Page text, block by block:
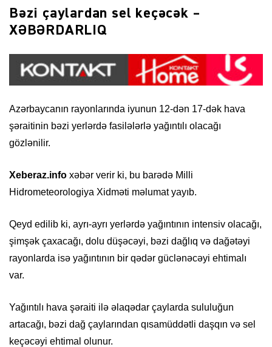
Bəzi çaylardan sel keçəcək –
XƏBƏRDARLIQ
Azərbaycanın rayonlarında iyunun 12-dən 17-dək hava
şəraitinin bəzi yerlərdə fasilələrlə yağıntılı olacağı
gözlənilir.
Xeberaz.info xəbər verir ki, bu barədə Milli
Hidrometeorologiya Xidməti məlumat yayıb.
Qeyd edilib ki, ayrı-ayrı yerlərdə yağıntının intensiv olacağı,
şimşək çaxacağı, dolu düşəcəyi, bəzi dağlıq və dağətəyi
rayonlarda isə yağıntının bir qədər güclənəcəyi ehtimalı
var.
Yağıntılı hava şəraiti ilə əlaqədar çaylarda sululuğun
artacağı, bəzi dağ çaylarından qısamüddətli daşqın və sel
keçəcəyi ehtimal olunur.